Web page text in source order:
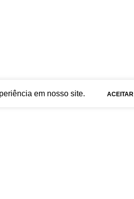
em nosso site. ACEITAR